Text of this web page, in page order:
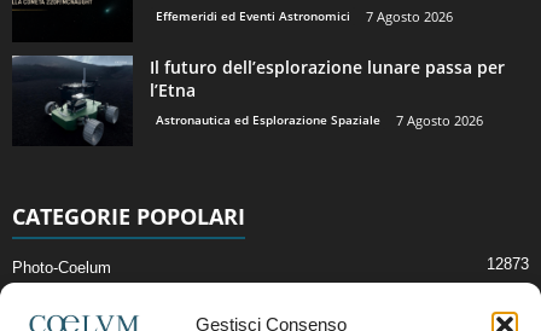
Gestisci Consenso
Effemeridi ed Eventi Astronomici 7 Agosto 2026
Il futuro dell’esplorazione lunare passa per
l’Etna
Astronautica ed Esplorazione Spaziale 7 Agosto 2026
CATEGORIE POPOLARI
Photo-Coelum 12873